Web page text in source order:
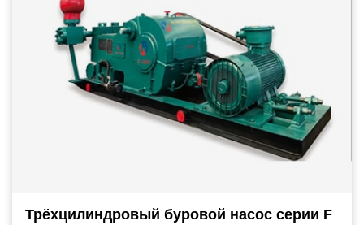
Трёхцилиндровый буровой насос серии F